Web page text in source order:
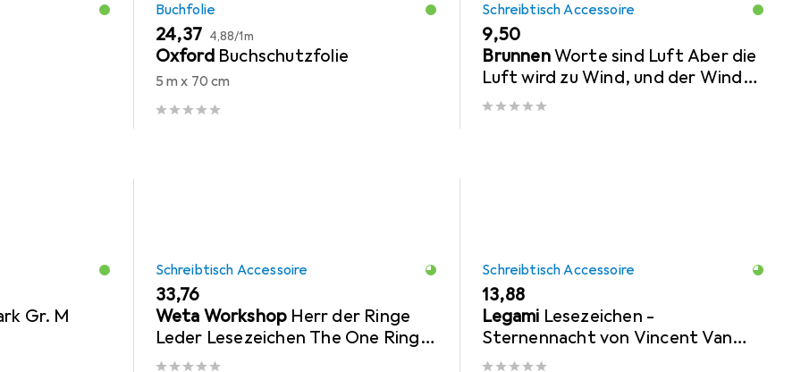
Buchfolie
EUR
24,37 EUR
4,88/1m
Oxford Buchschutzfolie
5 m x 70 cm
Schreibtisch Accessoire
EUR
9,50
BrunnenWorte sind Luft Aber die
Luft wird zu Wind, und der Wind
lässt die Schiffe segeln nach
Gr. M
Schreibtisch Accessoire
EUR
33,76
Weta Workshop Herr der Ringe
Leder Lesezeichen The One Ring
Inscription
Schreibtisch Accessoire
EUR
13,88
Legami Lesezeichen -
Sternennacht von Vincent Van
Gogh